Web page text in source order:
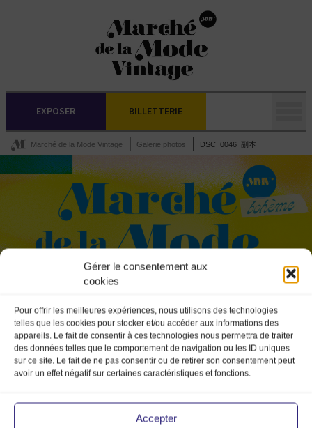
Gérer le consentement aux
cookies
Pour offrir les meilleures expériences, nous utilisons des technologies
telles que les cookies pour stocker et/ou accéder aux informations des
appareils. Le fait de consentir à ces technologies nous permettra de traiter
des données telles que le comportement de navigation ou les ID uniques
sur ce site. Le fait de ne pas consentir ou de retirer son consentement peut
avoir un effet négatif sur certaines caractéristiques et fonctions.
Accepter
EXPOSER BILLETTERIE
Marché de la Mode Vintage Galerie photos DSC_0046_副本
DSC_0046_副本